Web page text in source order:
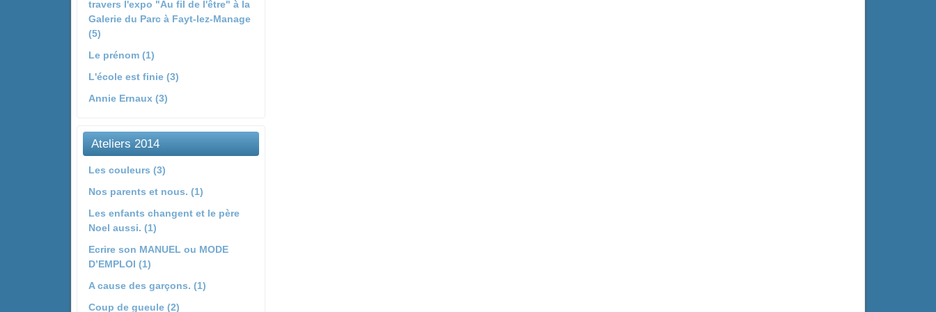
travers l'expo "Au fil de l'être" à la
Galerie du Parc à Fayt-lez-Manage
(5)
Le prénom (1)
L'école est finie (3)
Annie Ernaux (3)
Ateliers 2014
Les couleurs (3)
Nos parents et nous. (1)
Les enfants changent et le père
Noel aussi. (1)
Ecrire son MANUEL ou MODE
D’EMPLOI (1)
A cause des garçons. (1)
Coup de gueule (2)